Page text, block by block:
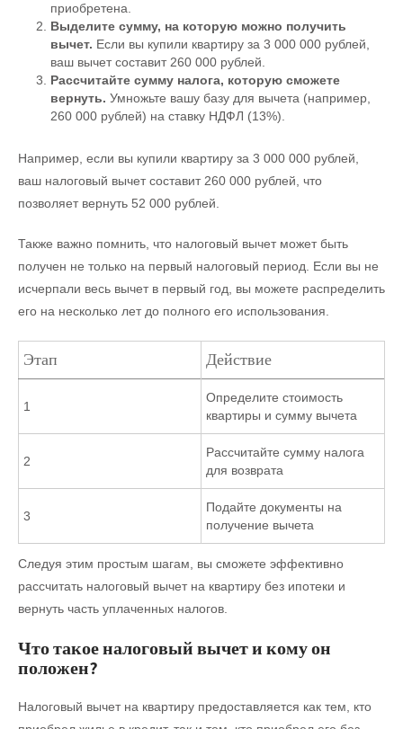
приобретена.
Выделите сумму, на которую можно получить
вычет. Если вы купили квартиру за 3 000 000 рублей,
ваш вычет составит 260 000 рублей.
Рассчитайте сумму налога, которую сможете
вернуть. Умножьте вашу базу для вычета (например,
260 000 рублей) на ставку НДФЛ (13%).
Например, если вы купили квартиру за 3 000 000 рублей,
ваш налоговый вычет составит 260 000 рублей, что
позволяет вернуть 52 000 рублей.
Также важно помнить, что налоговый вычет может быть
получен не только на первый налоговый период. Если вы не
исчерпали весь вычет в первый год, вы можете распределить
его на несколько лет до полного его использования.
Этап Действие
1
Определите стоимость
квартиры и сумму вычета
2
Рассчитайте сумму налога
для возврата
3
Подайте документы на
получение вычета
Следуя этим простым шагам, вы сможете эффективно
рассчитать налоговый вычет на квартиру без ипотеки и
вернуть часть уплаченных налогов.
Что такое налоговый вычет и кому он
положен?
Налоговый вычет на квартиру предоставляется как тем, кто